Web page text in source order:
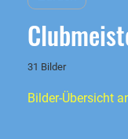
31 Bilder
Bilder-Übersicht